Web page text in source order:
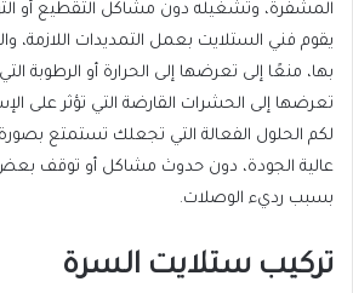
المشفرة، وتشغيله دون مشاكل التقطيع أو
يقوم فني الستلايت بعمل التمديدات اللازمة،
بها، منعًا إلى تعرضها إلى الحرارة أو الرطوبة
تعرضها إلى الحشرات القارضة التي تؤثر على
لكم الحلول الفعالة التي تجعلك تستمتع
عالية الجودة، دون حدوث مشاكل أو توقف بعض
بسبب رديء الوصلات.
تركيب ستلايت السرة